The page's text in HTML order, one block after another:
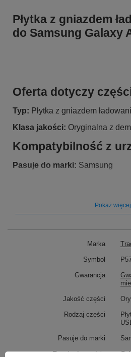
Płytka z gniazdem
do Samsung Galaxy
Oferta dotyczy
Typ: Płytka z gniazdem
Klasa jakości: Oryginalna z
Kompatybilność z
Pasuje do marki: Samsung
Pokaż więcej
Marka
Symbol
Gwarancja
Jakość części
Rodzaj części
Pasuje do marki
Pasuje do modelu